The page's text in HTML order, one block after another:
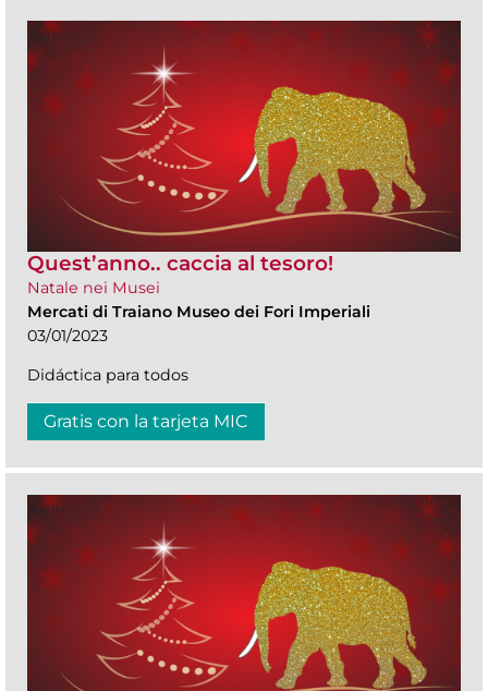
Quest’anno.. caccia al tesoro!
Natale nei Musei
Mercati di Traiano Museo dei Fori Imperiali
03/01/2023
Didáctica para todos
Gratis con la tarjeta MIC